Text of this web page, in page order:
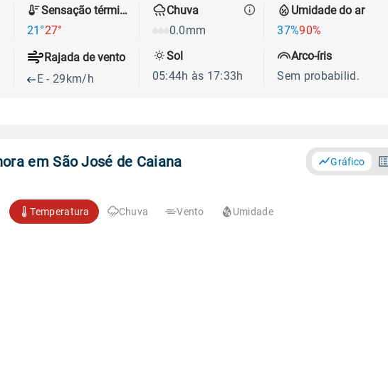
Sensação térmica
21°27°
Chuva
0.0mm
Umidade do ar
37%90%
Rajada de vento
E - 29km/h
Sol
05:44h às 17:33h
Arco-íris
Sem probabilid.
em São José de Caiana Gráfico
Temperatura Chuva Vento Umidade